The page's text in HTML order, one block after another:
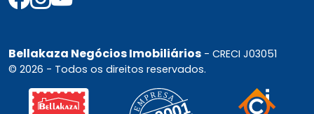
Bellakaza Negócios Imobiliários - CRECI J03051
© 2026 - Todos os direitos reservados.